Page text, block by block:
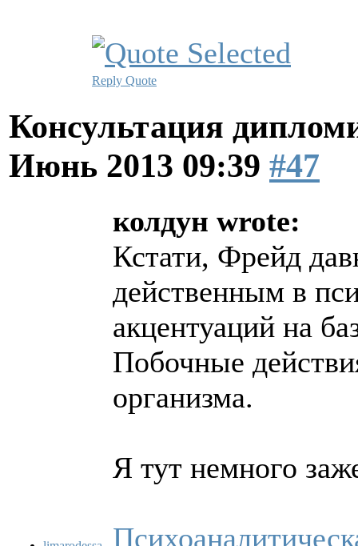
Reply Quote
Консультация
Июнь 2013 09:39 #47
колдун wrote:
Кстати, Фрейд
действенным в
акцентуаций на
Побочные
организма.
Я тут немного